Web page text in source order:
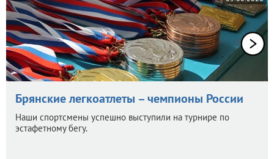
Брянские легкоатлеты – чемпионы России
Наши спортсмены успешно выступили на турнире по
эстафетному бегу.